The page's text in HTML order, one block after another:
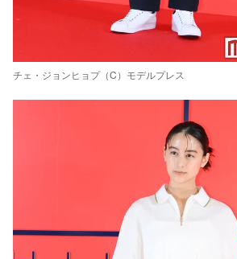
チェ・ジョンヒョプ（C）モデルプレス